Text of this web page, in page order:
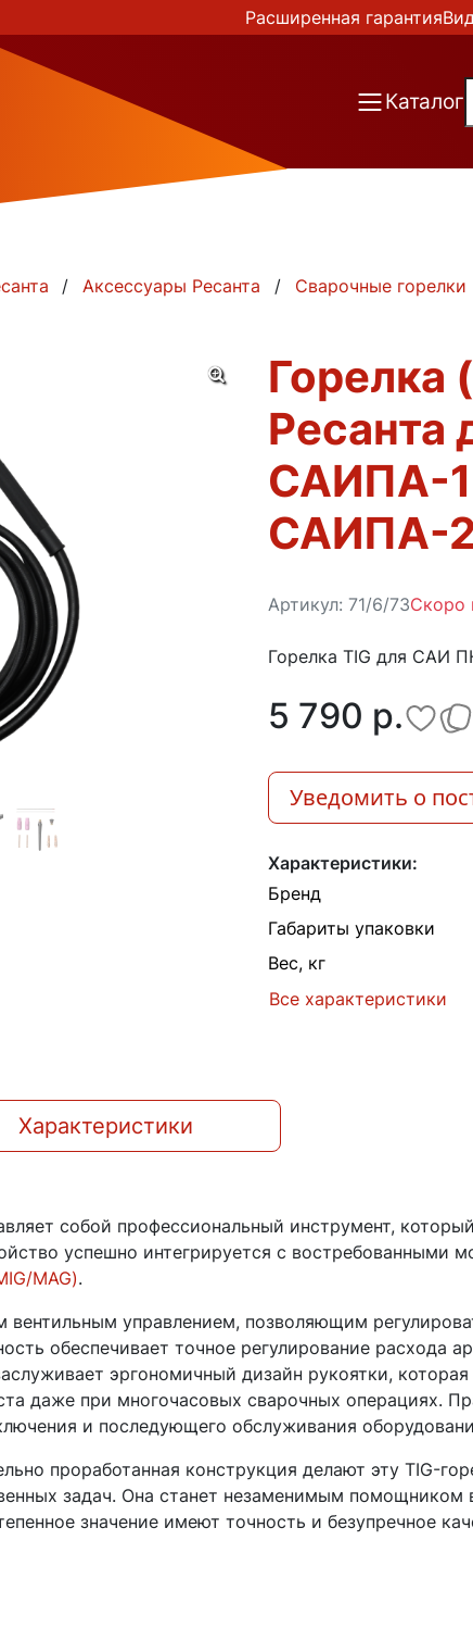
Расширенная гарантия
Каталог
Аксессуары Ресанта Сварочные горелки
Горелка
Ресанта
САИПА-
САИПА-
Артикул: 71/6/73Скоро
Горелка TIG для САИ
5 790 p.
Уведомить о
Характеристики:
Бренд
Габариты упаковки
Вес, кг
Все характеристики
Характеристики
собой профессиональный инструмент,
успешно интегрируется с востребованными
MAG).
вентильным управлением, позволяющим
обеспечивает точное регулирование расхода
эргономичный дизайн рукоятки,
даже при многочасовых сварочных операциях.
и последующего обслуживания
проработанная конструкция делают эту TIG-
задач. Она станет незаменимым
значение имеют точность и безупречное